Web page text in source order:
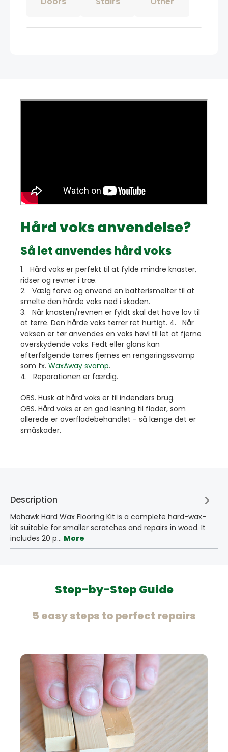
Hård voks anvendelse?
Så let anvendes hård voks
1. Hård voks er perfekt til at fylde mindre knaster,
ridser og revner i træ.
2. Vælg farve og anvend en batterismelter til at
smelte den hårde voks ned i skaden.
3. Når knasten/revnen er fyldt skal det have lov til
at tørre. Den hårde voks tørrer ret hurtigt. 4. Når
voksen er tør anvendes en voks høvl til let at fjerne
overskydende voks. Fedt eller glans kan
efterfølgende tørres fjernes en rengøringssvamp
som fx. WaxAway svamp.
4. Reparationen er færdig.
OBS. Husk at hård voks er til indendørs brug.
OBS. Hård voks er en god løsning til flader, som
allerede er overfladebehandlet - så længe det er
småskader.
Description
Mohawk Hard Wax Flooring Kit is a complete hard-wax-
kit suitable for smaller scratches and repairs in wood. It
includes 20 p… More
Step-by-Step Guide
5 easy steps to perfect repairs